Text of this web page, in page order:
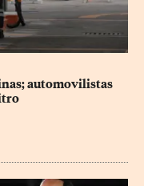
automovilistas